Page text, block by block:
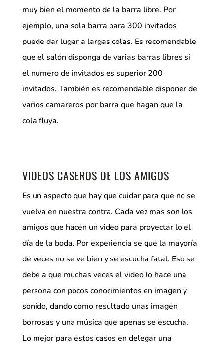
muy bien el momento de la barra libre. Por
ejemplo, una sola barra para 300 invitados
puede dar lugar a largas colas. Es recomendable
que el salón disponga de varias barras libres si
el numero de invitados es superior 200
invitados. También es recomendable disponer de
varios camareros por barra que hagan que la
cola fluya.
VIDEOS CASEROS DE LOS AMIGOS
Es un aspecto que hay que cuidar para que no se
vuelva en nuestra contra. Cada vez mas son los
amigos que hacen un video para proyectar lo el
día de la boda. Por experiencia se que la mayoría
de veces no se ve bien y se escucha fatal. Eso se
debe a que muchas veces el video lo hace una
persona con pocos conocimientos en imagen y
sonido, dando como resultado unas imagen
borrosas y una música que apenas se escucha.
Lo mejor para estos casos en delegar una